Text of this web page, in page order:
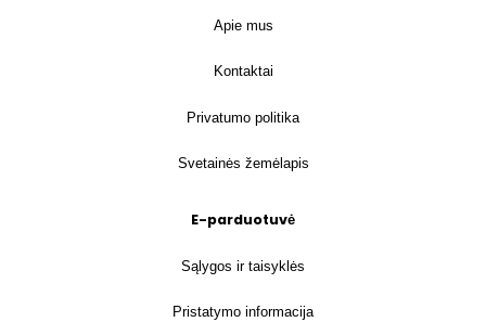
Apie mus
Kontaktai
Privatumo politika
Svetainės žemėlapis
E-parduotuvė
Sąlygos ir taisyklės
Pristatymo informacija